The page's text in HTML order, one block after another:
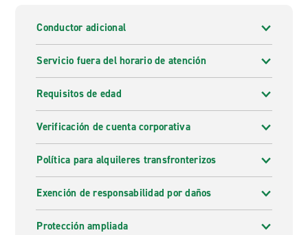
Conductor adicional
Servicio fuera del horario de atención
Requisitos de edad
Verificación de cuenta corporativa
Política para alquileres transfronterizos
Exención de responsabilidad por daños
Protección ampliada